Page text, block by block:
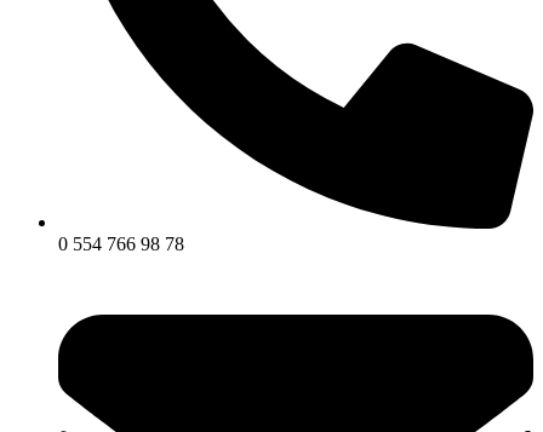
0 554 766 98 78